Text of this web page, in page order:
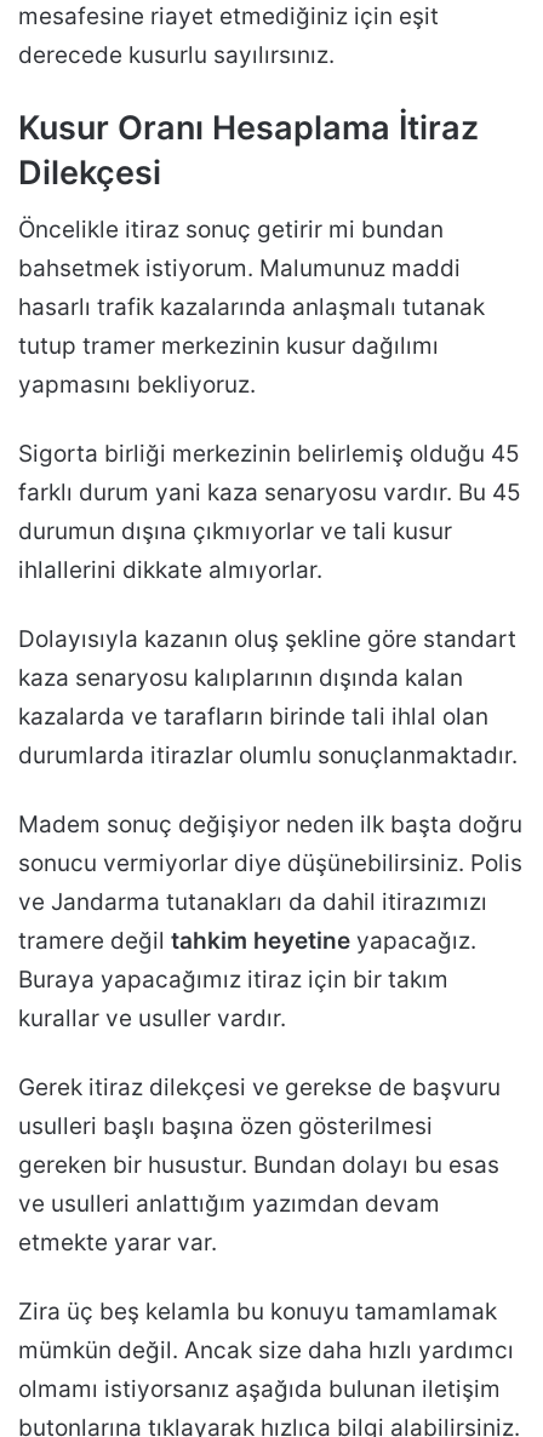
mesafesine riayet etmediğiniz için eşit
derecede kusurlu sayılırsınız.
Kusur Oranı Hesaplama İtiraz
Dilekçesi
Öncelikle itiraz sonuç getirir mi bundan
bahsetmek istiyorum. Malumunuz maddi
hasarlı trafik kazalarında anlaşmalı tutanak
tutup tramer merkezinin kusur dağılımı
yapmasını bekliyoruz.
Sigorta birliği merkezinin belirlemiş olduğu 45
farklı durum yani kaza senaryosu vardır. Bu 45
durumun dışına çıkmıyorlar ve tali kusur
ihlallerini dikkate almıyorlar.
Dolayısıyla kazanın oluş şekline göre standart
kaza senaryosu kalıplarının dışında kalan
kazalarda ve tarafların birinde tali ihlal olan
durumlarda itirazlar olumlu sonuçlanmaktadır.
Madem sonuç değişiyor neden ilk başta doğru
sonucu vermiyorlar diye düşünebilirsiniz. Polis
ve Jandarma tutanakları da dahil itirazımızı
tramere değil tahkim heyetine yapacağız.
Buraya yapacağımız itiraz için bir takım
kurallar ve usuller vardır.
Gerek itiraz dilekçesi ve gerekse de başvuru
usulleri başlı başına özen gösterilmesi
gereken bir husustur. Bundan dolayı bu esas
ve usulleri anlattığım yazımdan devam
etmekte yarar var.
Zira üç beş kelamla bu konuyu tamamlamak
mümkün değil. Ancak size daha hızlı yardımcı
olmamı istiyorsanız aşağıda bulunan iletişim
butonlarına tıklayarak hızlıca bilgi alabilirsiniz.